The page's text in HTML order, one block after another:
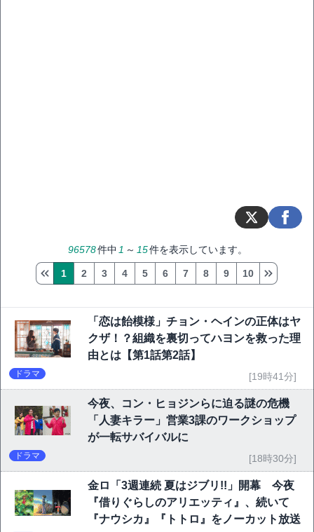
96578件中 1 ～ 15件を表示しています。
1 2 3 4 5 6 7 8 9 10
「恋は飴模様」チョン・ヘインの正体はヤ
クザ！？組織を裏切ってハヨンを救った理
由とは【第1話第2話】
ドラマ [19時41分]
今夜、コン・ヒョジンらに迫る謎の危機
「人妻キラー」営業3課のワークショップ
が一転サバイバルに
ドラマ [18時30分]
金ロ「3週連続 夏はジブリ!!」開幕 今夜
『借りぐらしのアリエッティ』、続いて
『ナウシカ』『トトロ』をノーカット放送